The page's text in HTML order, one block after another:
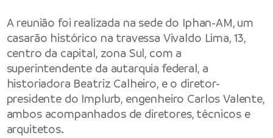
A reunião foi realizada na sede do Iphan-AM, um
casarão histórico na travessa Vivaldo Lima, 13,
centro da capital, zona Sul, com a
superintendente da autarquia federal, a
historiadora Beatriz Calheiro, e o diretor-
presidente do Implurb, engenheiro Carlos Valente,
ambos acompanhados de diretores, técnicos e
arquitetos.